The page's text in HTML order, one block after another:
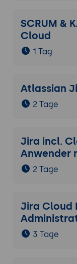
SCRUM &
Cloud
1 Tag
Atlassian
2 Tage
Jira incl.
Anwender
2 Tage
Jira Cloud
3 Tage